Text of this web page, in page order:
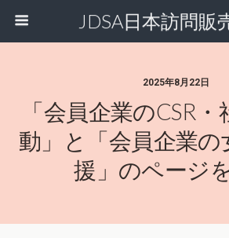
JDSA日本訪問販
2025年8月22日
「会員企業のCSR
動」と「会員企業の
援」のページ